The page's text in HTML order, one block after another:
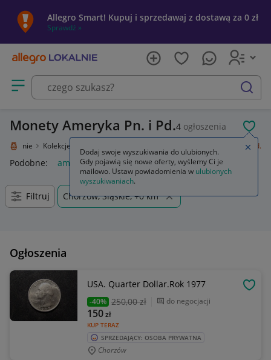
Allegro Smart! Kupuj i sprzedawaj z dostawą za 0 zł
Sprawdź »
Otwórz menu z kategoriami
szukaj
Monety Ameryka Pn. i Pd.4 ogłoszenia
Lokalnie Kolekcje i sztuka Ameryka Pn. i Pd.
Podobne: ameryka pn i pd
Filtruj Chorzów, Śląskie, +0 km
Ogłoszenia
USA. Quarter Dollar.Rok 1977
-40% 250,00 zł do negocjacji
KUP TERAZ
150zł
SPRZEDAJĄCY: OSOBA PRYWATNA
Chorzów
Dodaj swoje wyszukiwania do ulubionych.
Gdy pojawią się nowe oferty, wyślemy Ci je
mailowo. Ustaw powiadomienia w ulubionych
wyszukiwaniach.